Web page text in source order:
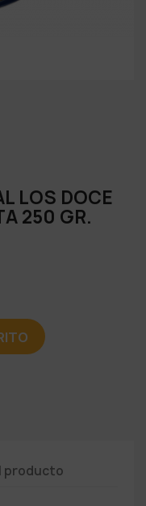
LOS DOCE
250 GR.
producto